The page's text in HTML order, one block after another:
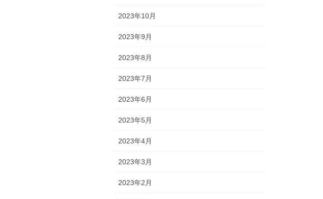
2023年10月
2023年9月
2023年8月
2023年7月
2023年6月
2023年5月
2023年4月
2023年3月
2023年2月